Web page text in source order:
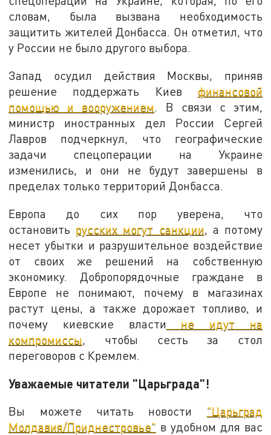
словам, была вызвана необходимость
защитить жителей Донбасса. Он отметил, что
у России не было другого выбора.
Запад осудил действия Москвы, приняв
решение поддержать Киев финансовой
помощью и вооружением. В связи с этим,
министр иностранных дел России Сергей
Лавров подчеркнул, что географические
задачи спецоперации на Украине
изменились, и они не будут завершены в
пределах только территорий Донбасса.
Европа до сих пор уверена, что
остановить русских могут санкции, а потому
несет убытки и разрушительное воздействие
от своих же решений на собственную
экономику. Добропорядочные граждане в
Европе не понимают, почему в магазинах
растут цены, а также дорожает топливо, и
почему киевские власти не идут на
компромиссы, чтобы сесть за стол
переговоров с Кремлем.
Уважаемые читатели "Царьграда"!
Вы можете читать новости "Царьград
Молдавия/Приднестровье" в удобном для вас